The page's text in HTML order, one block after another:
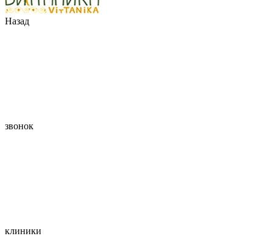
Назад
звонок
клиники